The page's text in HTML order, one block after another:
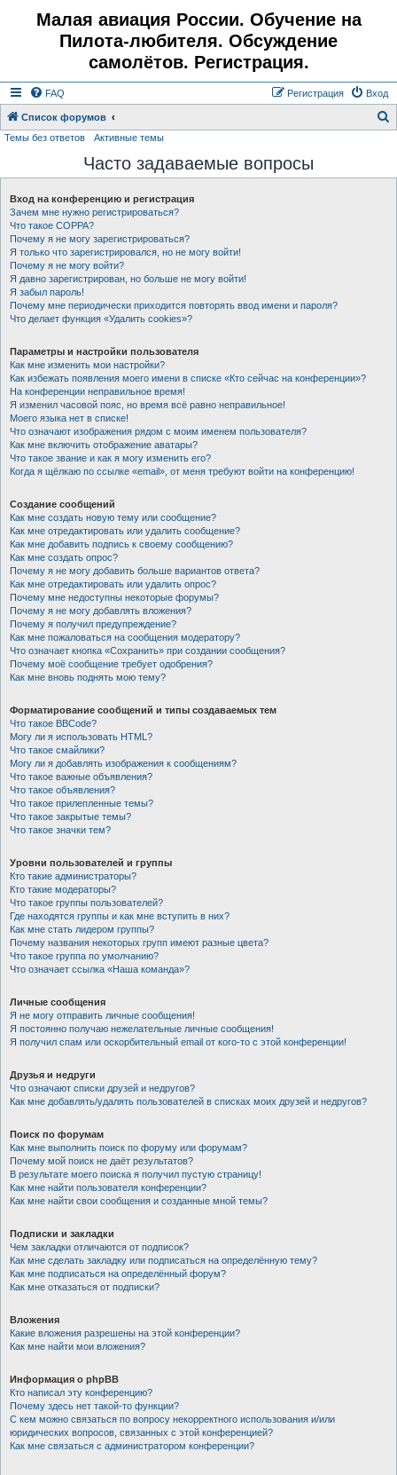
Малая авиация России. Обучение на
Пилота-любителя. Обсуждение
самолётов. Регистрация.
FAQ Вход
Регистрация
Список форумов
с
Темы без ответов Активные темы
Часто задаваемые вопросы
Вход на конференцию и регистрация
Зачем мне нужно регистрироваться?
Что такое COPPA?
Почему я не могу зарегистрироваться?
Я только что зарегистрировался, но не могу войти!
Почему я не могу войти?
Я давно зарегистрирован, но больше не могу войти!
Я забыл пароль!
Почему мне периодически приходится повторять ввод имени и пароля?
Что делает функция «Удалить cookies»?
Параметры и настройки пользователя
Как мне изменить мои настройки?
Как избежать появления моего имени в списке «Кто сейчас на конференции»?
На конференции неправильное время!
Я изменил часовой пояс, но время всё равно неправильное!
Моего языка нет в списке!
Что означают изображения рядом с моим именем пользователя?
Как мне включить отображение аватары?
Что такое звание и как я могу изменить его?
Когда я щёлкаю по ссылке «email», от меня требуют войти на конференцию!
Создание сообщений
Как мне создать новую тему или сообщение?
Как мне отредактировать или удалить сообщение?
Как мне добавить подпись к своему сообщению?
Как мне создать опрос?
Почему я не могу добавить больше вариантов ответа?
Как мне отредактировать или удалить опрос?
Почему мне недоступны некоторые форумы?
Почему я не могу добавлять вложения?
Почему я получил предупреждение?
Как мне пожаловаться на сообщения модератору?
Что означает кнопка «Сохранить» при создании сообщения?
Почему моё сообщение требует одобрения?
Как мне вновь поднять мою тему?
Форматирование сообщений и типы создаваемых тем
Что такое BBCode?
Могу ли я использовать HTML?
Что такое смайлики?
Могу ли я добавлять изображения к сообщениям?
Что такое важные объявления?
Что такое объявления?
Что такое прилепленные темы?
Что такое закрытые темы?
Что такое значки тем?
Уровни пользователей и группы
Кто такие администраторы?
Кто такие модераторы?
Что такое группы пользователей?
Где находятся группы и как мне вступить в них?
Как мне стать лидером группы?
Почему названия некоторых групп имеют разные цвета?
Что такое группа по умолчанию?
Что означает ссылка «Наша команда»?
Личные сообщения
Я не могу отправить личные сообщения!
Я постоянно получаю нежелательные личные сообщения!
Я получил спам или оскорбительный email от кого-то с этой конференции!
Друзья и недруги
Что означают списки друзей и недругов?
Как мне добавлять/удалять пользователей в списках моих друзей и недругов?
Поиск по форумам
Как мне выполнить поиск по форуму или форумам?
Почему мой поиск не даёт результатов?
В результате моего поиска я получил пустую страницу!
Как мне найти пользователя конференции?
Как мне найти свои сообщения и созданные мной темы?
Подписки и закладки
Чем закладки отличаются от подписок?
Как мне сделать закладку или подписаться на определённую тему?
Как мне подписаться на определённый форум?
Как мне отказаться от подписки?
Вложения
Какие вложения разрешены на этой конференции?
Как мне найти мои вложения?
Информация о phpBB
Кто написал эту конференцию?
Почему здесь нет такой-то функции?
С кем можно связаться по вопросу некорректного использования и/или
юридических вопросов, связанных с этой конференцией?
Как мне связаться с администратором конференции?